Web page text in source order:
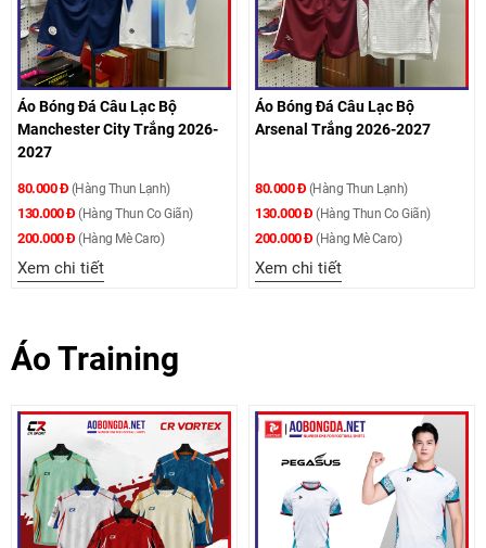
Áo Bóng Đá Câu Lạc Bộ
Manchester City Trắng 2026-
2027
80.000 Đ (Hàng Thun Lạnh)
130.000 Đ (Hàng Thun Co Giãn)
200.000 Đ (Hàng Mè Caro)
Xem chi tiết
Áo Bóng Đá Câu Lạc Bộ
Arsenal Trắng 2026-2027
80.000 Đ (Hàng Thun Lạnh)
130.000 Đ (Hàng Thun Co Giãn)
200.000 Đ (Hàng Mè Caro)
Xem chi tiết
Áo Training